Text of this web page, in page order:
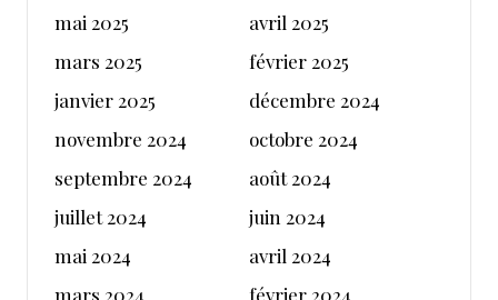
mai 2025
avril 2025
mars 2025
février 2025
janvier 2025
décembre 2024
novembre 2024
octobre 2024
septembre 2024
août 2024
juillet 2024
juin 2024
mai 2024
avril 2024
mars 2024
février 2024